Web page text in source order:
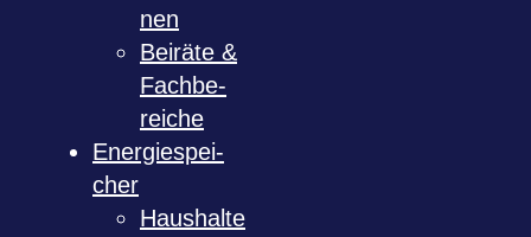
nen
Bei­räte &
Fach­be­
rei­che
Ener­gie­spei­
cher
Haus­halte